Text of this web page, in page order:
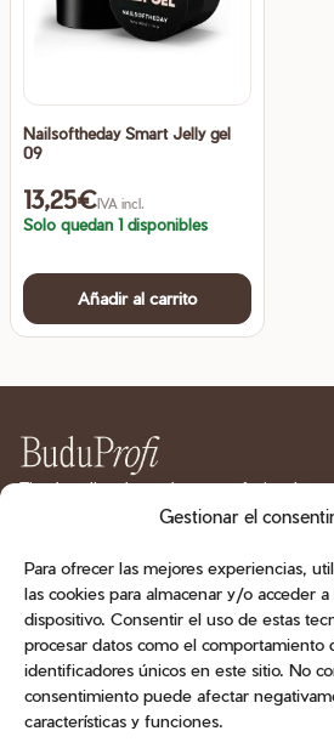
Gestionar el
Para ofrecer las mejores experiencias,
las cookies para almacenar y/o acceder
dispositivo. Consentir el uso de estas
procesar datos como el comportamiento
identificadores únicos en este sitio. No
consentimiento puede afectar
características y funciones.
Nailsoftheday Smart Jelly gel
09
13,25€IVA incl.
Solo quedan 1 disponibles
Añadir al carrito
Tienda online de productos profesionales
y pedicura en España. Geles, esmaltes,
CATÁLOGO
ATENCIÓN AL CLIENTE
CONTACTO